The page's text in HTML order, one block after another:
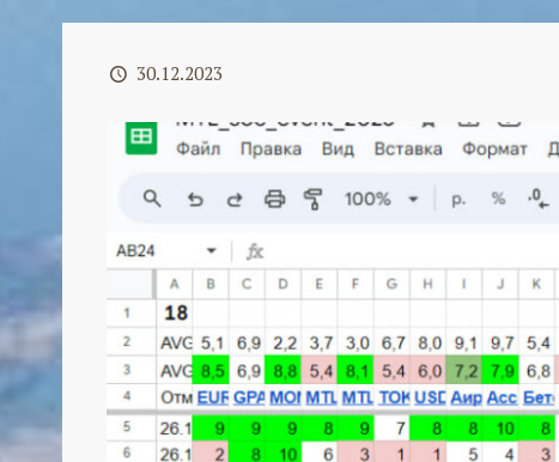
30.12.2023